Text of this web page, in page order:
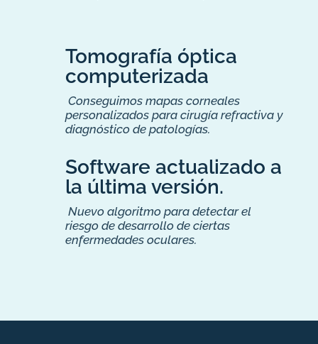
Tomografía óptica
computerizada
Conseguimos mapas corneales
personalizados para cirugía refractiva y
diagnóstico de patologías.
Software actualizado a
la última versión.
Nuevo algoritmo para detectar el
riesgo de desarrollo de ciertas
enfermedades oculares.